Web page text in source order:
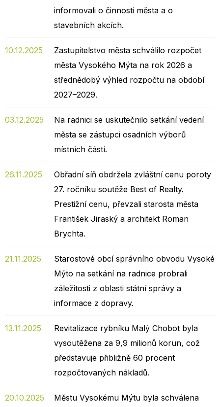
informovali o činnosti města a o
stavebních akcích.
10.12.2025
Zastupitelstvo města schválilo rozpočet
města Vysokého Mýta na rok 2026 a
střednědobý výhled rozpočtu na období
2027–2029.
03.12.2025
Na radnici se uskutečnilo setkání vedení
města se zástupci osadních výborů
místních částí.
26.11.2025
Obřadní síň obdržela zvláštní cenu poroty
27. ročníku soutěže Best of Realty.
Prestižní cenu, převzali starosta města
František Jiraský a architekt Roman
Brychta.
21.11.2025
Starostové obcí správního obvodu Vysoké
Mýto na setkání na radnice probrali
záležitosti z oblasti státní správy a
informace z dopravy.
13.11.2025
Revitalizace rybníku Malý Chobot byla
vysoutěžena za 9,9 milionů korun, což
představuje přibližně 60 procent
rozpočtovaných nákladů.
20.10.2025
Městu Vysokému Mýtu byla schválena